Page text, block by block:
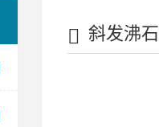
斜发沸石